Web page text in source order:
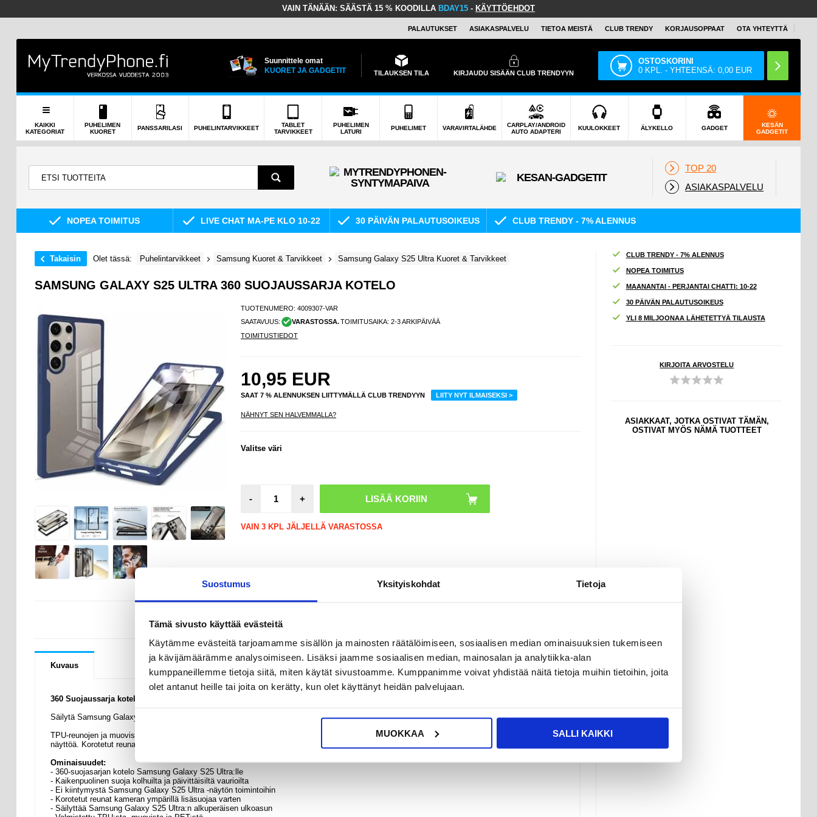
Suostumus Yksityiskohdat Tietoja
Tämä sivusto käyttää evästeitä
Käytämme evästeitä tarjoamamme sisällön ja mainosten räätälöimiseen, sosiaalisen median ominaisuuksien tukemiseen
ja kävijämäärämme analysoimiseen. Lisäksi jaamme sosiaalisen median, mainosalan ja analytiikka-alan
kumppaneillemme tietoja siitä, miten käytät sivustoamme. Kumppanimme voivat yhdistää näitä tietoja muihin tietoihin, joita
olet antanut heille tai joita on kerätty, kun olet käyttänyt heidän palvelujaan.
MUOKKAA SALLI KAIKKI
VAIN TÄNÄÄN: SÄÄSTÄ 15 % KOODILLA BDAY15 - KÄYTTÖEHDOT
PALAUTUKSET ASIAKASPALVELU TIETOA MEISTÄ CLUB TRENDY KORJAUSOPPAAT OTA YHTEYTTÄ
Suunnittele omat
KUORET JA GADGETIT
TILAUKSEN TILA KIRJAUDU SISÄÄN CLUB TRENDYYN
OSTOSKORINI
0 KPL. - YHTEENSÄ:0,00 EUR
KAIKKI
KATEGORIAT
PUHELIMEN
KUORET
PANSSARILASI PUHELINTARVIKKEET
TABLET
TARVIKKEET
PUHELIMEN
LATURI
PUHELIMET VARAVIRTALÄHDE
CARPLAY/ANDROID
AUTO ADAPTERI
KUULOKKEET ÄLYKELLO GADGET
KESÄN
GADGETIT
TOP 20
ASIAKASPALVELU
NOPEA TOIMITUS LIVE CHAT MA-PE KLO 10-22 30 PÄIVÄN PALAUTUSOIKEUS CLUB TRENDY - 7% ALENNUS
Takaisin Olet tässä: Puhelintarvikkeet Samsung Kuoret & Tarvikkeet Samsung Galaxy S25 Ultra Kuoret & Tarvikkeet
SAMSUNG GALAXY S25 ULTRA 360 SUOJAUSSARJA KOTELO
TUOTENUMERO:4009307-VAR
SAATAVUUS:
VARASTOSSA.TOIMITUSAIKA: 2-3 ARKIPÄIVÄÄ
TOIMITUSTIEDOT
10,95 EUR
SAAT 7 % ALENNUKSEN LIITTYMÄLLÄ CLUB TRENDYYN LIITY NYT ILMAISEKSI >
NÄHNYT SEN HALVEMMALLA?
Valitse väri
- +
VAIN 3 KPL JÄLJELLÄ VARASTOSSA
KYSYMYKSIÄ?
Kuvaus
360 Suojaussarja kotelo - Samsung Galaxy S25 Ultra
Säilytä Samsung Galaxy S25 Ultra:n alkuperäinen ulkoasu tällä 360-suojakotelolla!
TPU-reunojen ja muovisen takaosan yhdistelmä suojaa pudotuksilta, iskuilta, naarmuilta ja lialta, kun taas edessä oleva PET-näytönsuoja suojaa
näyttöä. Korotetut reunat kameran ympärillä suojaavat objektiiveja kaiken ohella.
Ominaisuudet:
- 360-suojasarjan kotelo Samsung Galaxy S25 Ultra:lle
- Kaikenpuolinen suoja kolhuilta ja päivittäisiltä vaurioilta
- Ei kiintymystä Samsung Galaxy S25 Ultra -näytön toimintoihin
- Korotetut reunat kameran ympärillä lisäsuojaa varten
- Säilyttää Samsung Galaxy S25 Ultra:n alkuperäisen ulkoasun
CLUB TRENDY - 7% ALENNUS
NOPEA TOIMITUS
MAANANTAI - PERJANTAI CHATTI: 10-22
30 PÄIVÄN PALAUTUSOIKEUS
YLI 8 MILJOONAA LÄHETETTYÄ TILAUSTA
KIRJOITA ARVOSTELU
ASIAKKAAT, JOTKA OSTIVAT TÄMÄN,
OSTIVAT MYÖS NÄMÄ TUOTTEET